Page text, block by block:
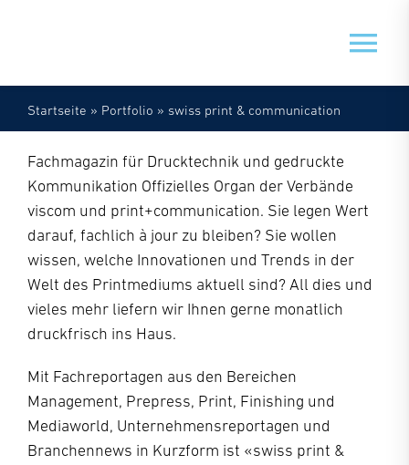
Veranstaltungen
Doxnet
Startseite » Portfolio » swiss print & communication
Fachmagazin für Drucktechnik und gedruckte
Kommunikation Offizielles Organ der Verbände
viscom und print+communication. Sie legen Wert
darauf, fachlich à jour zu bleiben? Sie wollen
wissen, welche Innovationen und Trends in der
Welt des Printmediums aktuell sind? All dies und
vieles mehr liefern wir Ihnen gerne monatlich
druckfrisch ins Haus.
Mit Fachreportagen aus den Bereichen
Management, Prepress, Print, Finishing und
Mediaworld, Unternehmensreportagen und
Branchennews in Kurzform ist «swiss print &